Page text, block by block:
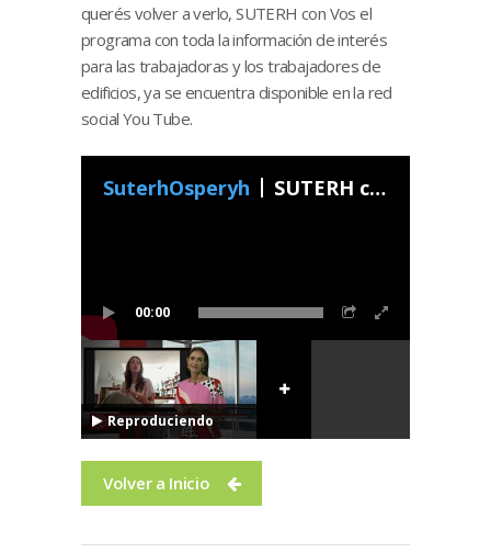
querés volver a verlo, SUTERH con Vos el
programa con toda la información de interés
para las trabajadoras y los trabajadores de
edificios, ya se encuentra disponible en la red
social You Tube.
00:00
SuterhOsperyh SUTERH con Vos - Programa 52 2021
Reproduciendo
Volver a Inicio